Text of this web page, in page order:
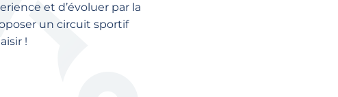
et d’évoluer par la
un circuit sportif
!